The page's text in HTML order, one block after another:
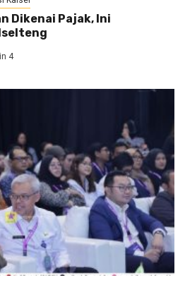
Dikenai Pajak, Ini
4